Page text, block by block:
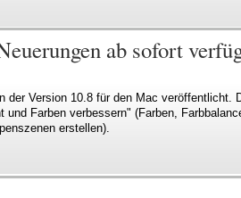
ab sofort
der Version 10.8 für den Mac veröffentlicht.
Farben verbessern" (Farben,
erstellen).